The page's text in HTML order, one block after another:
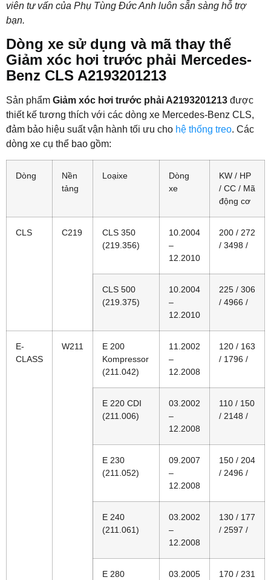
viên tư vấn của Phụ Tùng Đức Anh luôn sẵn sàng hỗ trợ
bạn.
Dòng xe sử dụng và mã thay thế
Giảm xóc hơi trước phải Mercedes-
Benz CLS A2193201213
Sản phẩm Giảm xóc hơi trước phải A2193201213 được
thiết kế tương thích với các dòng xe Mercedes-Benz CLS,
đảm bảo hiệu suất vận hành tối ưu cho hệ thống treo. Các
dòng xe cụ thể bao gồm:
Dòng
Nền
tảng
Loạixe
Dòng
xe
KW / HP
/ CC / Mã
động cơ
CLS C219
CLS 350
(219.356)
10.2004
–
12.2010
200 / 272
/ 3498 /
CLS 500
(219.375)
10.2004
–
12.2010
225 / 306
/ 4966 /
E-
CLASS
W211
E 200
Kompressor
(211.042)
11.2002
–
12.2008
120 / 163
/ 1796 /
E 220 CDI
(211.006)
03.2002
–
12.2008
110 / 150
/ 2148 /
E 230
(211.052)
09.2007
–
12.2008
150 / 204
/ 2496 /
E 240
(211.061)
03.2002
–
12.2008
130 / 177
/ 2597 /
E 280
03.2005
170 / 231